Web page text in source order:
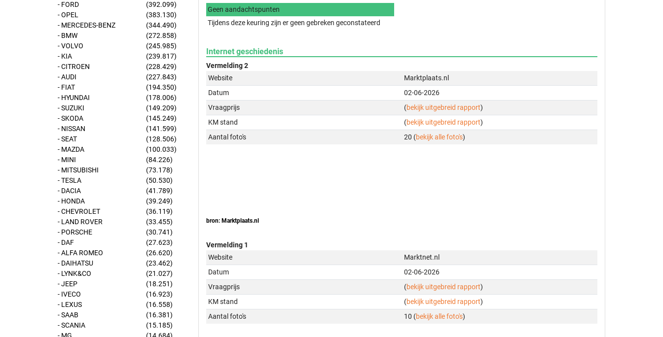
- FORD
(392.099)
- OPEL
(383.130)
- MERCEDES-BENZ
(344.490)
- BMW
(272.858)
- VOLVO
(245.985)
- KIA
(239.817)
- CITROEN
(228.429)
- AUDI
(227.843)
- FIAT
(194.350)
- HYUNDAI
(178.006)
- SUZUKI
(149.209)
- SKODA
(145.249)
- NISSAN
(141.599)
- SEAT
(128.506)
- MAZDA
(100.033)
- MINI
(84.226)
- MITSUBISHI
(73.178)
- TESLA
(50.530)
- DACIA
(41.789)
- HONDA
(39.249)
- CHEVROLET
(36.119)
- LAND ROVER
(33.455)
- PORSCHE
(30.741)
- DAF
(27.623)
- ALFA ROMEO
(26.620)
- DAIHATSU
(23.462)
- LYNK&CO
(21.027)
- JEEP
(18.251)
- IVECO
(16.923)
- LEXUS
(16.558)
- SAAB
(16.381)
- SCANIA
(15.185)
Geen aandachtspunten
Tijdens deze keuring zijn er geen gebreken geconstateerd
Internet geschiedenis
Vermelding 2
Website
Marktplaats.nl
Datum
02-06-2026
Vraagprijs
(bekijk uitgebreid rapport)
KM stand
(bekijk uitgebreid rapport)
Aantal foto's
20 (bekijk alle foto's)
bron: Marktplaats.nl
Vermelding 1
Website
Marktnet.nl
Datum
02-06-2026
Vraagprijs
(bekijk uitgebreid rapport)
KM stand
(bekijk uitgebreid rapport)
Aantal foto's
10 (bekijk alle foto's)